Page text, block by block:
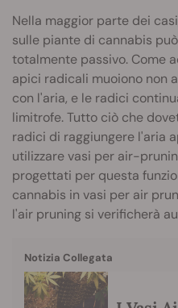
Nella maggior parte dei
sulle piante di cannabis
totalmente passivo. Come
apici radicali muoiono non
con l'aria, e le radici
limitrofe. Tutto ciò che
radici di raggiungere l'aria
utilizzare vasi per air-
progettati per questa
cannabis in vasi per air
l'air pruning si verificherà
Notizia Collegata